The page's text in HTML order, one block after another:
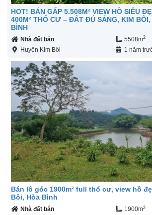
HOT! BÁN GẤP 5.508M² VIEW HỒ SIÊU
400M² THỔ CƯ – ĐẤT ĐÚ SÁNG, KIM BÔI,
BÌNH
Nhà đất bán 5508m2
Huyện Kim Bôi 1 năm
Bán lô góc 1900m² full thổ cư, view hồ
Bôi, Hòa Bình
Nhà đất bán 1900m2